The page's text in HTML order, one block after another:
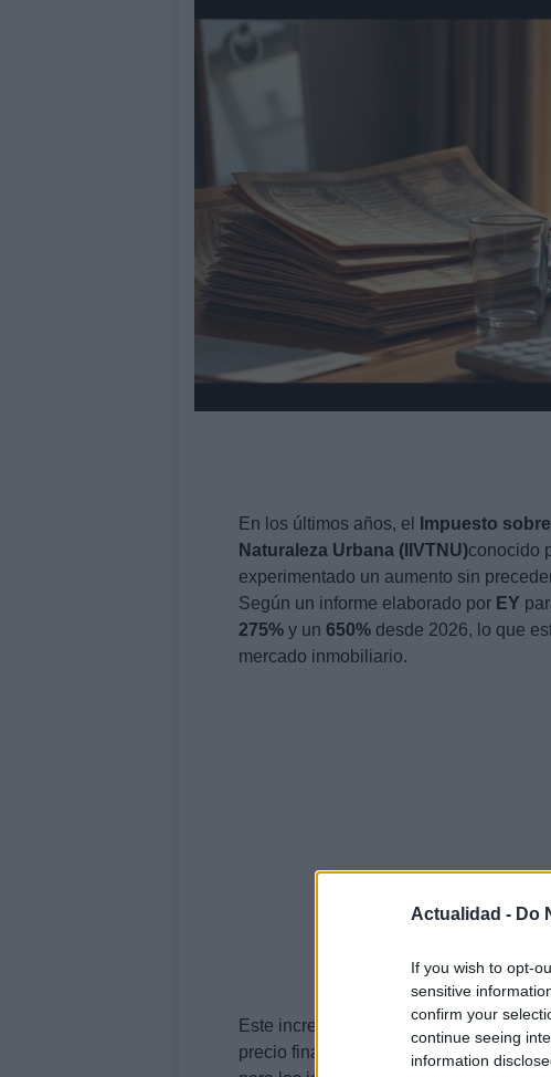
Actualidad - Do
If you wish to opt-
sensitive
confirm your
continue seeing
information
En los últimos años, el
Impuesto
Naturaleza Urbana (IIVTNU)conocido
experimentado un aumento sin
Según un informe elaborado por EY
275% y un 650% desde 2026, lo que
mercado inmobiliario.